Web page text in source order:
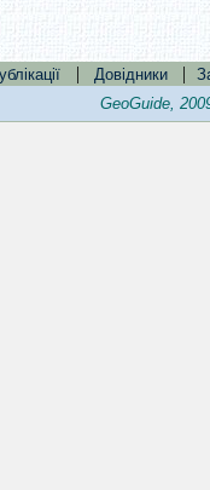
| Довідники |
GeoGuide,